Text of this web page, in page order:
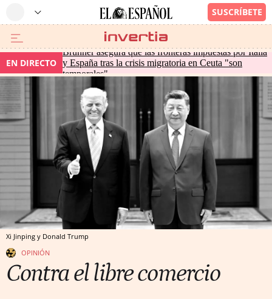
EN DIRECTO
Brunner asegura que las fronteras impuestas por Italia
y España tras la crisis migratoria en Ceuta "son
temporales"
Xi Jinping y Donald Trump
OPINIÓN
Contra el libre comercio